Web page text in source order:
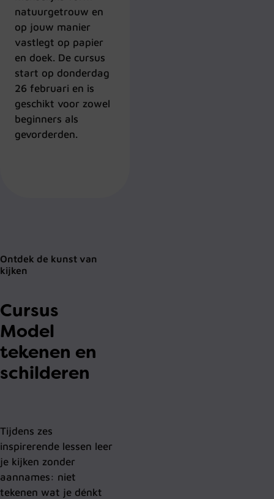
natuurgetrouw en
op jouw manier
vastlegt op papier
en doek. De cursus
start op donderdag
26 februari en is
geschikt voor zowel
beginners als
gevorderden.
Cursus
Model
tekenen en
schilderen
Ontdek de kunst van
kijken
Tijdens zes
inspirerende lessen leer
je kijken zonder
aannames: niet
tekenen wat je dénkt